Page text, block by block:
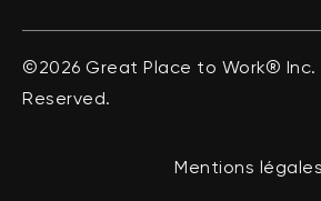
©2026 Great Place to Work® Inc.
Reserved.
Mentions légales